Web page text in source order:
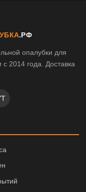
.РФ
опалубки для
2014 года. Доставка